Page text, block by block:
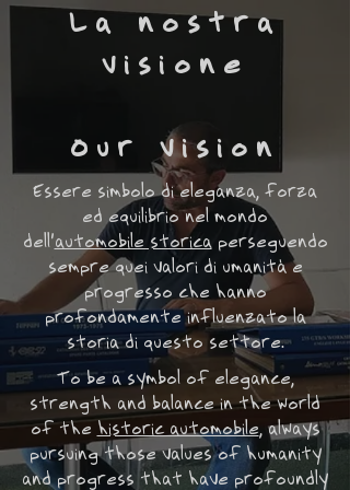
La nostra
visione
Our vision
Essere simbolo di eleganza, forza
ed equilibrio nel mondo
dell'automobile storicaperseguendo
sempre quei valori di umanità e
progresso che hanno
profondamente influenzato la
storia di questo settore.
To be a symbol of elegance,
strength and balance in the world
of thehistoric automobile, always
pursuing those values of humanity
and progress that have profoundly